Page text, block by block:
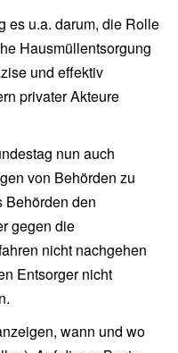
es u.a. darum, die Rolle
Hausmüllentsorgung
und effektiv
privater Akteure
nun auch
von Behörden zu
Behörden den
gegen die
nicht nachgehen
Entsorger nicht
wann und wo